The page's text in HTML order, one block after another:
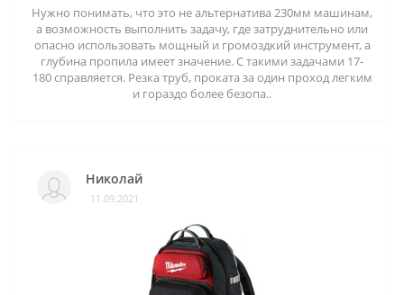
Нужно понимать, что это не альтернатива 230мм машинам,
а возможность выполнить задачу, где затруднительно или
опасно использовать мощный и громоздкий инструмент, а
глубина пропила имеет значение. С такими задачами 17-
180 справляется. Резка труб, проката за один проход легким
и гораздо более безопа..
Николай
11.09.2021